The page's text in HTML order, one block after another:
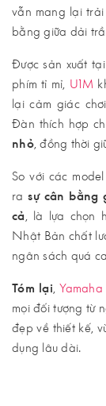
vẫn mang lại
bằng giữa dải
Được sản xuất
phím tỉ mỉ, U1M
lại cảm giác
Đàn thích hợp
nhỏ, đồng thời
So với các
rasự cân bằng
cả , là lựa chọn
Nhật Bản chất
ngân sách quá
Tóm lại ,Yamaha
mọi đối tượng từ
đẹp về thiết kế,
dụng lâu dài.